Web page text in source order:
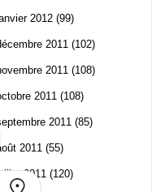
2012 (99)
2011 (102)
2011 (108)
2011 (108)
2011 (85)
2011 (55)
2011 (120)